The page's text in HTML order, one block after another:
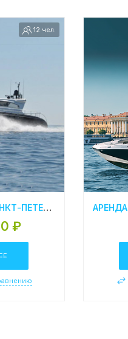
12 чел.
АРЕНДА ЯХТЫ В САНКТ-ПЕТЕРБУРГЕ LEOPARD 23 – М
₽